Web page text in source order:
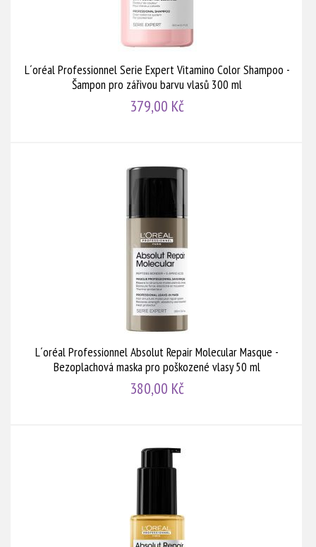
L´oréal Professionnel Serie Expert Vitamino Color Shampoo -
Šampon pro zářivou barvu vlasů 300 ml
379,00 Kč
L´oréal Professionnel Absolut Repair Molecular Masque -
Bezoplachová maska pro poškozené vlasy 50 ml
380,00 Kč